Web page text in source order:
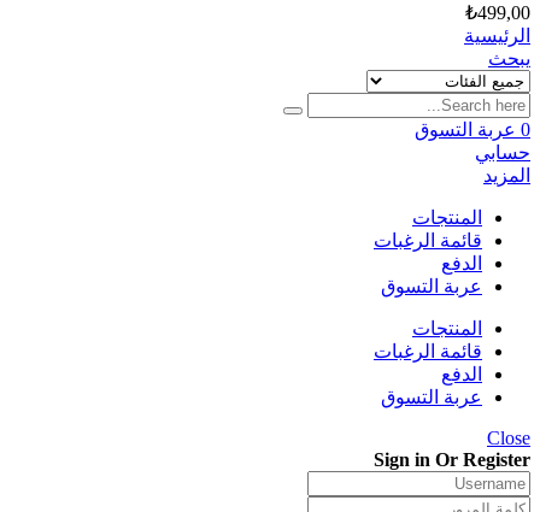
₺499,00
الرئيسية
يبحث
0 عربة التسوق
حسابي
المزيد
المنتجات
قائمة الرغبات
الدفع
عربة التسوق
المنتجات
قائمة الرغبات
الدفع
عربة التسوق
Close
Sign in Or Register